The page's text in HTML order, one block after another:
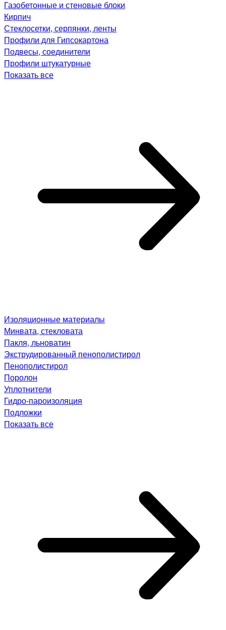
Газобетонные и стеновые блоки
Кирпич
Стеклосетки, серпянки, ленты
Профили для Гипсокартона
Подвесы, соединители
Профили штукатурные
Показать все
Изоляционные материалы
Минвата, стекловата
Пакля, льноватин
Экструдированный пенополистирол
Пенополистирол
Поролон
Уплотнители
Гидро-пароизоляция
Подложки
Показать все